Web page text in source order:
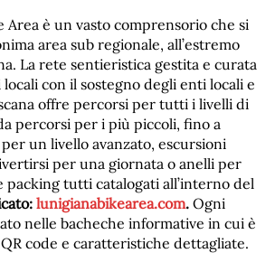
Area è un vasto comprensorio che si
area sub regionale, all’estremo
La rete sentieristica gestita e curata
locali con il sostegno degli enti locali e
offre percorsi per tutti i livelli di
percorsi per i più piccoli, fino a
un livello avanzato, escursioni
per una giornata o anelli per
packing tutti catalogati all’interno del
lunigianabikearea.com. Ogni
nelle bacheche informative in cui è
code e caratteristiche dettagliate.